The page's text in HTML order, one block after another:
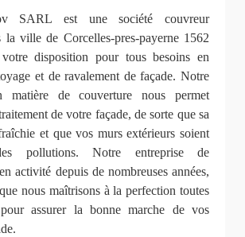
SARL est une société couvreur
la ville de Corcelles-pres-payerne 1562
disposition pour tous besoins en
et de ravalement de façade. Notre
matière de couverture nous permet
de votre façade, de sorte que sa
et que vos murs extérieurs soient
pollutions. Notre entreprise de
activité depuis de nombreuses années,
nous maîtrisons à la perfection toutes
assurer la bonne marche de vos